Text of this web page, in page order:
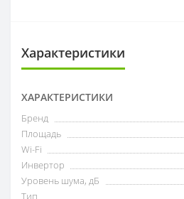
Характеристики
ХАРАКТЕРИСТИКИ
Бренд
Площадь
Wi-Fi
Инвертор
Уровень шума, дБ
Тип